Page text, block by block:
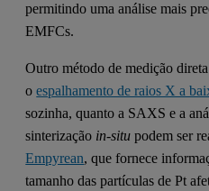
permitindo uma análise mais
EMFCs.
Outro método de medição
oespalhamento de raios X a
sozinha, quanto a SAXS e a
sinterização in-situ podem ser
Empyrean, que fornece
tamanho das partículas de Pt